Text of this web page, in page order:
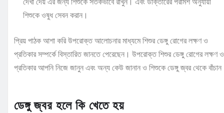
শিশুকে ওষুধ সেবন করান।
প্রিয় পাঠক আশা করি উপরোক্ত আলোচনার মাধ্যমে শিশুর ডেঙ্গু রোগের লক্ষণ ও
প্রতিকার সম্পর্কে বিস্তারিত জানতে পেরেছেন। উপরোক্ত শিশুর ডেঙ্গু রোগের লক্ষণ ও
প্রতিকার আপনি নিজে জানুন এবং অন্য কেউ জানান ও শিশুকে ডেঙ্গু জ্বর থেকে
ডেঙ্গু জ্বর হলে কি খেতে হয়